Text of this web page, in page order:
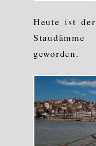
Heute ist
geworden.